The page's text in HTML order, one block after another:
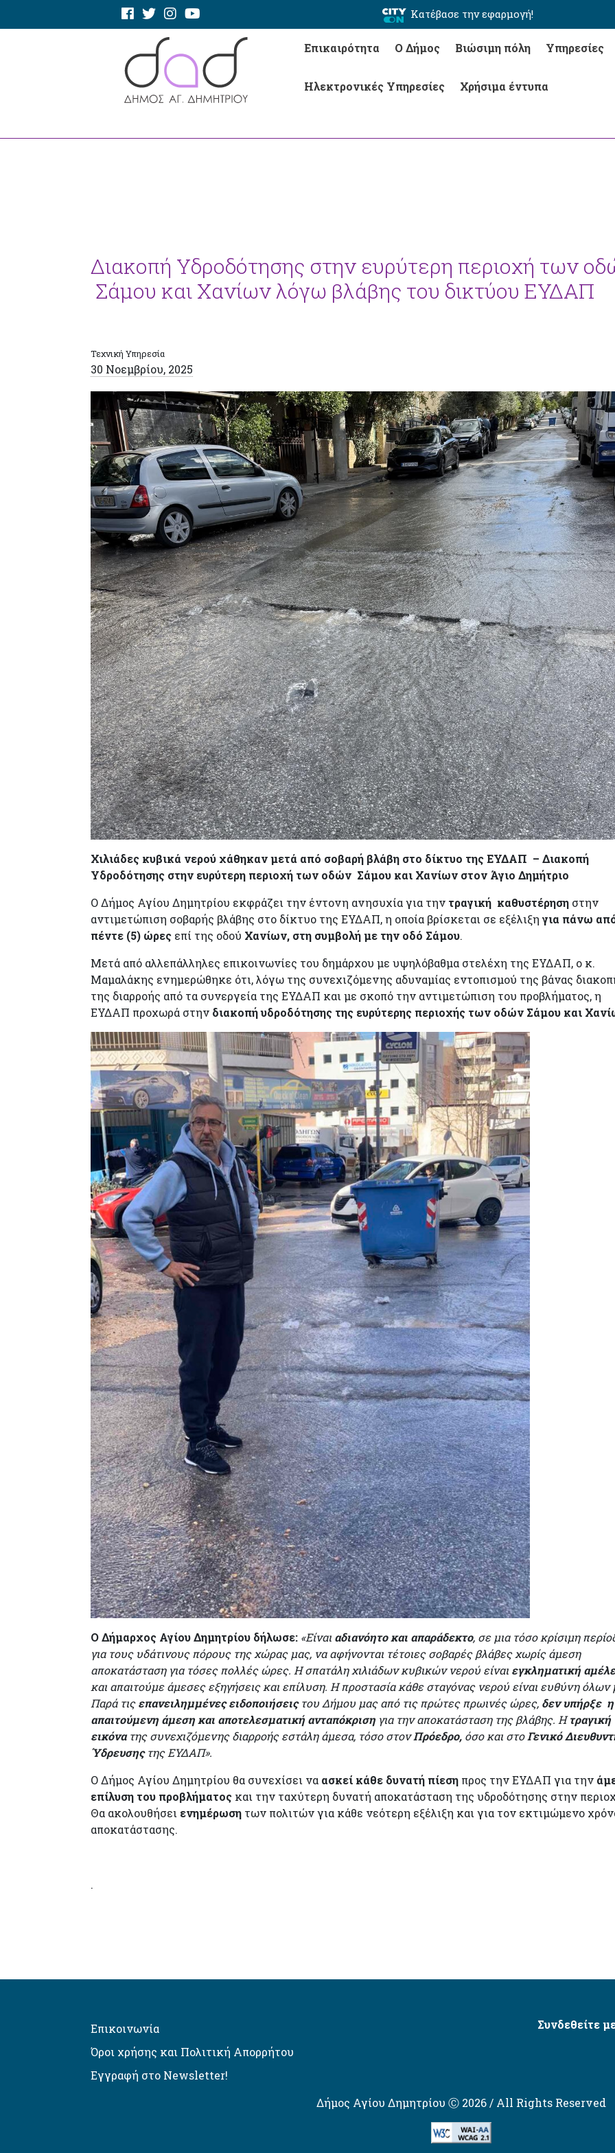
Κατέβασε την εφαρμογή!
Επικαιρότητα Ο Δήμος Βιώσιμη πόλη Υπηρεσίες
Ηλεκτρονικές Υπηρεσίες Χρήσιμα έντυπα
Διακοπή Υδροδότησης στην ευρύτερη περιοχή των
Σάμου και Χανίων λόγω βλάβης του δικτύου ΕΥΔΑΠ
Τεχνική Υπηρεσία
30 Νοεμβρίου, 2025
Χιλιάδες κυβικά νερού χάθηκαν μετά από σοβαρή βλάβη στο δίκτυο της ΕΥΔΑΠ – Διακοπή
Υδροδότησης στην ευρύτερη περιοχή των οδών Σάμου και Χανίων στον Άγιο Δημήτριο
Ο Δήμος Αγίου Δημητρίου εκφράζει την έντονη ανησυχία για την τραγική καθυστέρηση στην
αντιμετώπιση σοβαρής βλάβης στο δίκτυο της ΕΥΔΑΠ, η οποία βρίσκεται σε εξέλιξη για πάνω
πέντε (5) ώρες επί της οδού Χανίων, στη συμβολή με την οδό Σάμου.
Μετά από αλλεπάλληλες επικοινωνίες του δημάρχου με υψηλόβαθμα στελέχη της ΕΥΔΑΠ, ο κ.
Μαμαλάκης ενημερώθηκε ότι, λόγω της συνεχιζόμενης αδυναμίας εντοπισμού της βάνας
της διαρροής από τα συνεργεία της ΕΥΔΑΠ και με σκοπό την αντιμετώπιση του προβλήματος, η
ΕΥΔΑΠ προχωρά στην διακοπή υδροδότησης της ευρύτερης περιοχής των οδών Σάμου και
Ο Δήμαρχος Αγίου Δημητρίου δήλωσε: «Είναι αδιανόητο και απαράδεκτο, σε μια τόσο κρίσιμη
για τους υδάτινους πόρους της χώρας μας, να αφήνονται τέτοιες σοβαρές βλάβες χωρίς άμεση
αποκατάσταση για τόσες πολλές ώρες. Η σπατάλη χιλιάδων κυβικών νερού είναι εγκληματική
και απαιτούμε άμεσες εξηγήσεις και επίλυση. Η προστασία κάθε σταγόνας νερού είναι ευθύνη όλων
Παρά τιςεπανειλημμένες ειδοποιήσειςτου Δήμου μας από τις πρώτες πρωινές ώρες, δεν υπήρξε η
απαιτούμενη άμεση και αποτελεσματική ανταπόκριση για την αποκατάσταση της βλάβης. Ητραγική
εικόνατης συνεχιζόμενης διαρροής εστάλη άμεσα, τόσο στονΠρόεδρο, όσο και στοΓενικό
Ύδρευσηςτης ΕΥΔΑΠ».
Ο Δήμος Αγίου Δημητρίου θα συνεχίσει να ασκεί κάθε δυνατή πίεση προς την ΕΥΔΑΠ για την
επίλυση του προβλήματος και την ταχύτερη δυνατή αποκατάσταση της υδροδότησης στην
Θα ακολουθήσει ενημέρωση των πολιτών για κάθε νεότερη εξέλιξη και για τον εκτιμώμενο
αποκατάστασης.
.
Επικοινωνία
Όροι χρήσης και Πολιτική Απορρήτου
Εγγραφή στο Newsletter!
Συνδεθείτε
Δήμος Αγίου Δημητρίου Ⓒ 2026 / All Rights Reserved